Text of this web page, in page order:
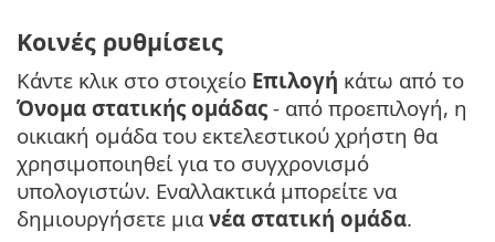
Κοινές ρυθμίσεις
Κάντε κλικ στο στοιχείο Επιλογή κάτω από το
Όνομα στατικής ομάδας - από προεπιλογή, η
οικιακή ομάδα του εκτελεστικού χρήστη θα
χρησιμοποιηθεί για το συγχρονισμό
υπολογιστών. Εναλλακτικά μπορείτε να
δημιουργήσετε μιανέα στατική ομάδα.